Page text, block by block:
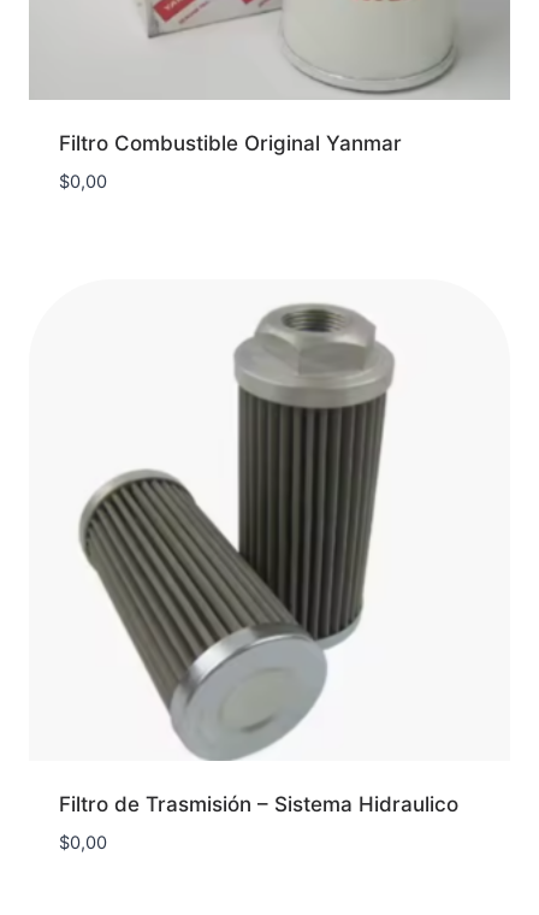
Filtro Combustible Original Yanmar
$0,00
Filtro de Trasmisión – Sistema Hidraulico
$0,00